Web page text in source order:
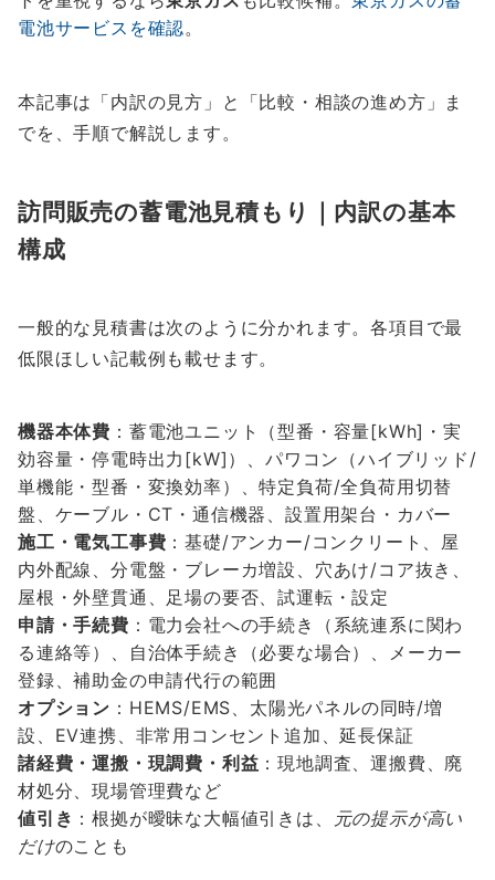
電池サービスを確認。
本記事は「内訳の見方」と「比較・相談の進め方」ま
でを、手順で解説します。
訪問販売の蓄電池見積もり｜内訳の基本
構成
一般的な見積書は次のように分かれます。各項目で最
低限ほしい記載例も載せます。
機器本体費 ：蓄電池ユニット（型番・容量[kWh]・実
効容量・停電時出力[kW]）、パワコン（ハイブリッド/
単機能・型番・変換効率）、特定負荷/全負荷用切替
盤、ケーブル・CT・通信機器、設置用架台・カバー
施工・電気工事費 ：基礎/アンカー/コンクリート、屋
内外配線、分電盤・ブレーカ増設、穴あけ/コア抜き、
屋根・外壁貫通、足場の要否、試運転・設定
申請・手続費 ：電力会社への手続き（系統連系に関わ
る連絡等）、自治体手続き（必要な場合）、メーカー
登録、補助金の申請代行の範囲
オプション ：HEMS/EMS、太陽光パネルの同時/増
設、EV連携、非常用コンセント追加、延長保証
諸経費・運搬・現調費・利益 ：現地調査、運搬費、廃
材処分、現場管理費など
値引き ：根拠が曖昧な大幅値引きは、
元の提示が高い
だけのことも